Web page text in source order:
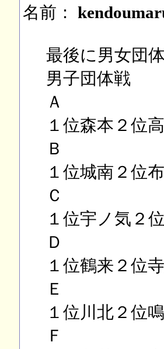
名前：
最後に男女団
男子団体戦
Ａ
１位森本２位
Ｂ
１位城南２位
Ｃ
１位宇ノ気２
Ｄ
１位鶴来２位
Ｅ
１位川北２位
Ｆ